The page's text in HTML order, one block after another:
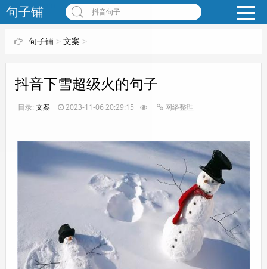
www.bjuzi.com
句子铺 抖音句子
句子铺> 文案 >
抖音下雪超级火的句子
目录: 文案 2023-11-06 20:29:15 网络整理